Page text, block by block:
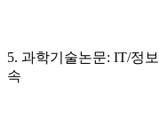
5. 과학기술논문: IT/정
속